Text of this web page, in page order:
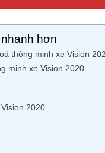
hơn
thông minh xe Vision
minh xe Vision 2020
2020